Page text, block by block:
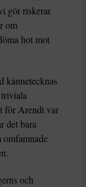
gör riskerar
om
hot mot
kännetecknas
för Arendt var
det bara
omfamnade
och